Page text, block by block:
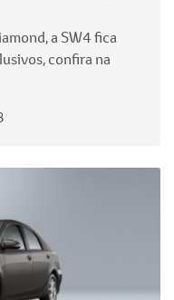
a SW4 fica
confira na